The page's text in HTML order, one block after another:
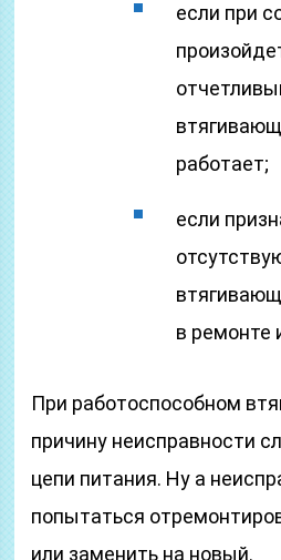
если при
работает;
если
в ремонте
При работоспособном
причину неисправности
цепи питания. Ну а
попытаться
или заменить на новый.